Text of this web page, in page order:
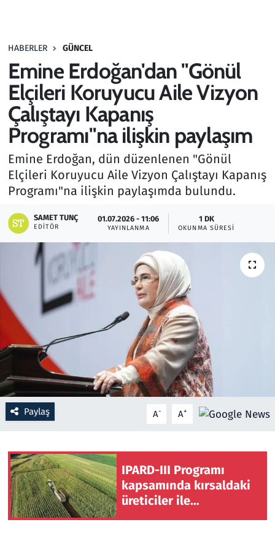
HABERLER GÜNCEL
Emine Erdoğan'dan "Gönül
Elçileri Koruyucu Aile Vizyon
Çalıştayı Kapanış
Programı"na ilişkin paylaşım
Emine Erdoğan, dün düzenlenen "Gönül
Elçileri Koruyucu Aile Vizyon Çalıştayı Kapanış
Programı"na ilişkin paylaşımda bulundu.
SAMET TUNÇ
EDITÖR
01.07.2026 - 11:06
YAYINLANMA
1 DK
OKUNMA SÜRESI
Paylaş A- A+
IPARD-III Programı
kapsamında kırsaldaki
üreticiler ile
Haber
Kültür Sanat
Kurumsal Haberler
Lezzet Durağı
Memur ve Kamu
Oyun
Ramazan
Resmi İlanlar
Rüya Tabirleri
Sağlık
Savunma Sanayi
Spor
Teknoloji ve Bilim
Televizyon